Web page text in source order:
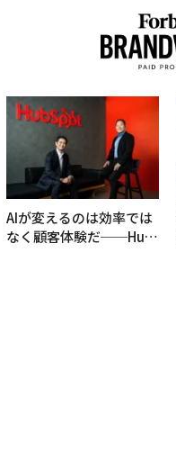
AIが変えるのは効率では
なく顧客体験だ──Hub